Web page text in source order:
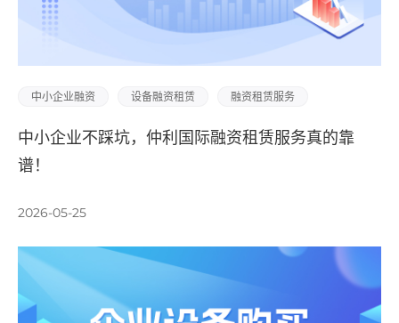
中小企业融资 设备融资租赁 融资租赁服务
中小企业不踩坑，仲利国际融资租赁服务真的靠
谱！
2026-05-25